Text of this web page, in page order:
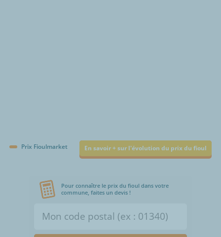
Prix Fioulmarket En savoir + sur l'évolution du prix du fioul
Pour connaître le prix du fioul dans votre
commune, faites un devis !